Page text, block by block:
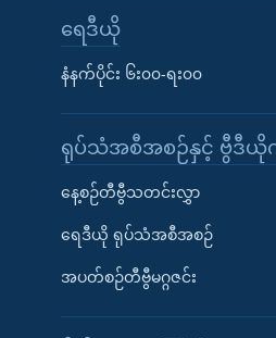
ရေဒီယို
နံနက်ပိုင်း ၆း၀၀-ရး၀၀
ရုပ်သံအစီအစဉ်နှင့် ဗွီဒီယိုက
နေ့စဉ်တီဗွီသတင်းလွှာ
ရေဒီယို ရုပ်သံအစီအစဉ်
အပတ်စဉ်တီဗွီမဂ္ဂဇင်း